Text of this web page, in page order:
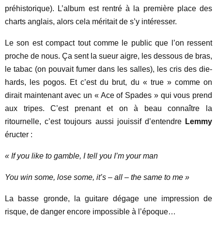
préhistorique). L’album est rentré à la première place des
charts anglais, alors cela méritait de s’y intéresser.
Le son est compact tout comme le public que l’on ressent
proche de nous. Ça sent la sueur aigre, les dessous de bras,
le tabac (on pouvait fumer dans les salles), les cris des die-
hards, les pogos. Et c’est du brut, du « true » comme on
dirait maintenant avec un « Ace of Spades » qui vous prend
aux tripes. C’est prenant et on à beau connaître la
ritournelle, c’est toujours aussi jouissif d’entendre Lemmy
éructer :
« If you like to gamble, I tell you I’m your man
You win some, lose some, it’s – all – the same to me »
La basse gronde, la guitare dégage une impression de
risque, de danger encore impossible à l’époque…